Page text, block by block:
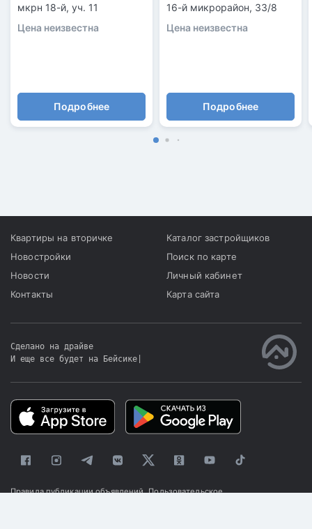
мкрн 18-й, уч. 11
Цена неизвестна
Подробнее
16-й микрорайон, 33/8
Цена неизвестна
Подробнее
Квартиры на вторичке
Новостройки
Новости
Контакты
Каталог застройщиков
Поиск по карте
Личный кабинет
Карта сайта
Сделано на драйве
И еще все будет на Бейсике
Правила публикации объявлений Пользовательское